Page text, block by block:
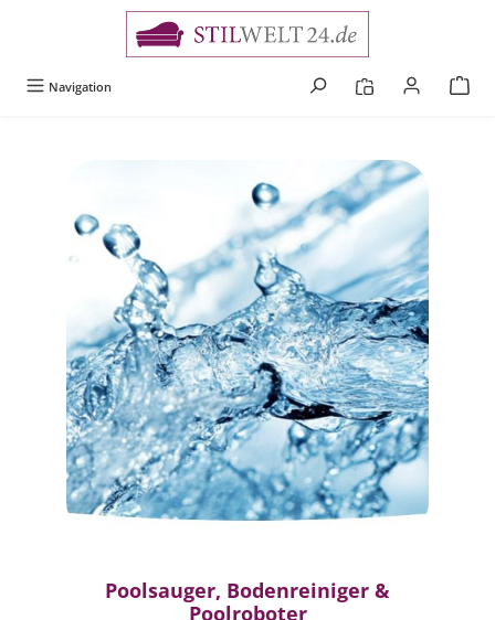
Navigation
Poolsauger, Bodenreiniger &
Poolroboter